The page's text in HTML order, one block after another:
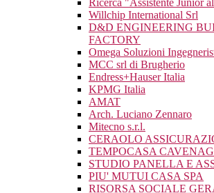
Ricerca "Assistente Junior
Willchip International Srl
D&D ENGINEERING
FACTORY
Omega Soluzioni
MCC srl di Brugherio
Endress+Hauser Italia
KPMG Italia
AMAT
Arch. Luciano Zennaro
Mitecno s.r.l.
CERAOLO
TEMPOCASA
STUDIO PANELLA E
PIU' MUTUI CASA SPA
RISORSA SOCIALE